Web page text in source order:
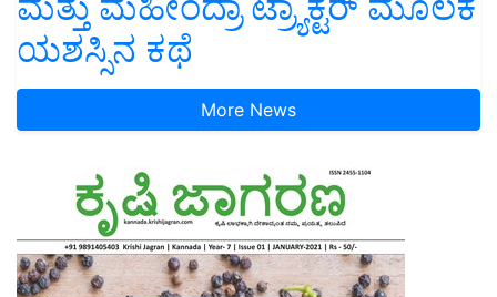
ಯಶಸ್ಸಿನ ಕಥೆ
More News